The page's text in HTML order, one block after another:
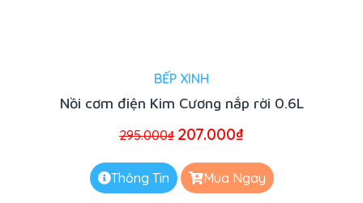
BẾP XINH
Nồi cơm điện Kim Cương nắp rời 0.6L
295.000₫ 207.000₫
Thông Tin Mua Ngay